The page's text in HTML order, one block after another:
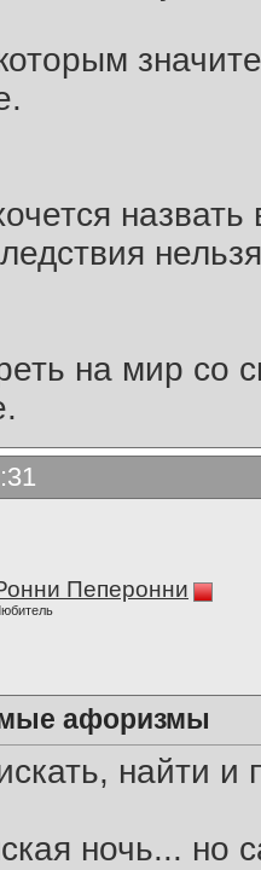
на мир со
Пеперонни
афоризмы
найти и
ночь... но